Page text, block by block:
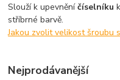
Slouží k upevněníčíselníku
stříbrné barvě.
Jakou zvolit velikost šroubu
Nejprodávanější